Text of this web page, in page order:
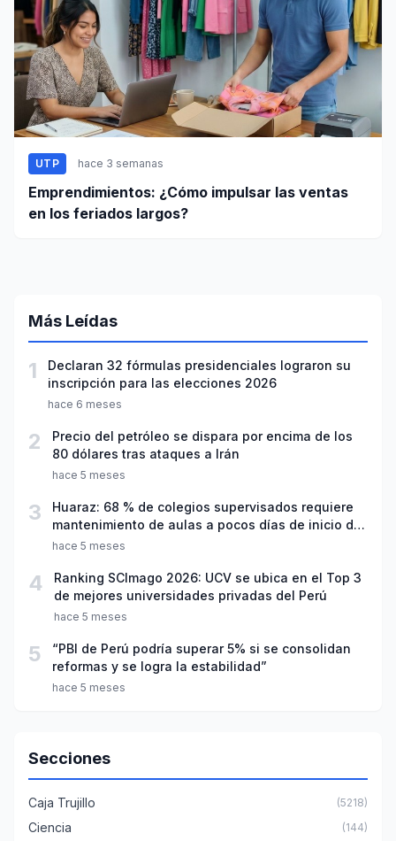
UTP hace 3 semanas
Emprendimientos: ¿Cómo impulsar las ventas
en los feriados largos?
Más Leídas
1
Declaran 32 fórmulas presidenciales lograron su
inscripción para las elecciones 2026
hace 6 meses
2
Precio del petróleo se dispara por encima de los
80 dólares tras ataques a Irán
hace 5 meses
3
Huaraz: 68 % de colegios supervisados requiere
mantenimiento de aulas a pocos días de inicio del
año escolar 2026
hace 5 meses
4
Ranking SCImago 2026: UCV se ubica en el Top 3
de mejores universidades privadas del Perú
hace 5 meses
5
“PBI de Perú podría superar 5% si se consolidan
reformas y se logra la estabilidad”
hace 5 meses
Secciones
Caja Trujillo (5218)
Ciencia (144)